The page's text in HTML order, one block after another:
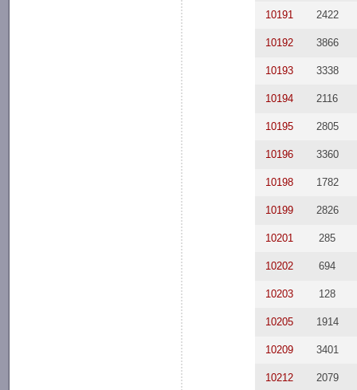
10191 2422
10192 3866
10193 3338
10194 2116
10195 2805
10196 3360
10198 1782
10199 2826
10201 285
10202 694
10203 128
10205 1914
10209 3401
10212 2079